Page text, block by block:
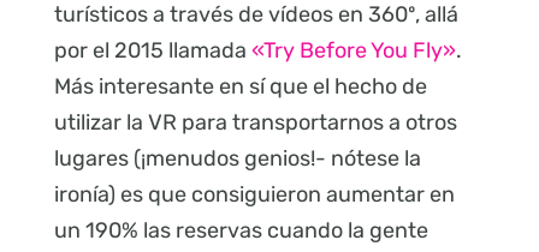
turísticos a través de vídeos en 360º, allá
por el 2015 llamada «Try Before You Fly».
Más interesante en sí que el hecho de
utilizar la VR para transportarnos a otros
lugares (¡menudos genios!- nótese la
ironía) es que consiguieron aumentar en
un 190% las reservas cuando la gente